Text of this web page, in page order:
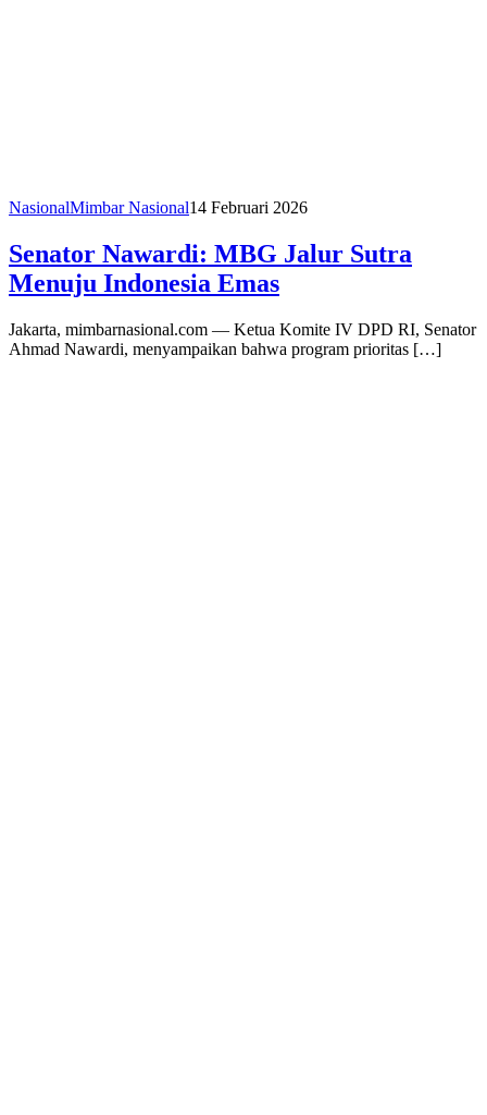
NasionalMimbar Nasional14 Februari 2026
Senator Nawardi: MBG Jalur Sutra
Menuju Indonesia Emas
Jakarta, mimbarnasional.com — Ketua Komite IV DPD RI, Senator
Ahmad Nawardi, menyampaikan bahwa program prioritas […]